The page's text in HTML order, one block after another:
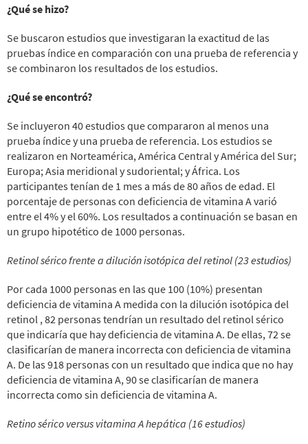
¿Qué se hizo?
Se buscaron estudios que investigaran la exactitud de las
pruebas índice en comparación con una prueba de referencia y
se combinaron los resultados de los estudios.
¿Qué se encontró?
Se incluyeron 40 estudios que compararon al menos una
prueba índice y una prueba de referencia. Los estudios se
realizaron en Norteamérica, América Central y América del Sur;
Europa; Asia meridional y sudoriental; y África. Los
participantes tenían de 1 mes a más de 80 años de edad. El
porcentaje de personas con deficiencia de vitamina A varió
entre el 4% y el 60%. Los resultados a continuación se basan en
un grupo hipotético de 1000 personas.
Retinol sérico frente a dilución isotópica del retinol (23 estudios)
Por cada 1000 personas en las que 100 (10%) presentan
deficiencia de vitamina A medida con la dilución isotópica del
retinol , 82 personas tendrían un resultado del retinol sérico
que indicaría que hay deficiencia de vitamina A. De ellas, 72 se
clasificarían de manera incorrecta con deficiencia de vitamina
A. De las 918 personas con un resultado que indica que no hay
deficiencia de vitamina A, 90 se clasificarían de manera
incorrecta como sin deficiencia de vitamina A.
Retino sérico versus vitamina A hepática (16 estudios)